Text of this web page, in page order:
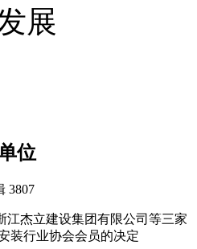
展
位
3807
设集团有限公司等三家
装行业协会会员的决定